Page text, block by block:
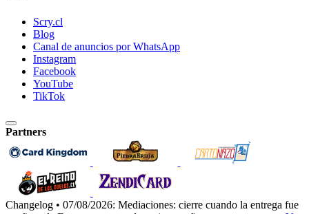
Scry.cl
Blog
Canal de anuncios por WhatsApp
Instagram
Facebook
YouTube
TikTok
Partners
Changelog • 07/08/2026: Mediaciones: cierre cuando la entrega fue